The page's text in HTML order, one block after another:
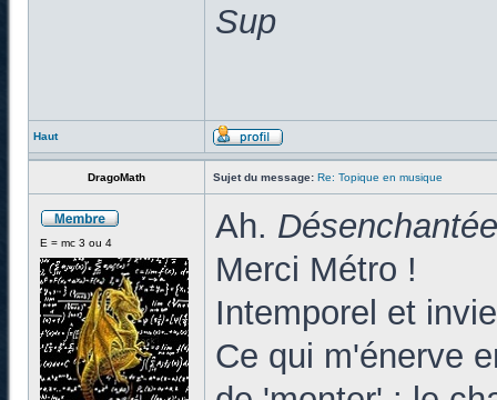
Sup
Haut
DragoMath Sujet du message: Re: Topique en musique
E = mc 3 ou 4 Ah. Désenchantée
Merci Métro !
Intemporel et
Ce qui m'énerve